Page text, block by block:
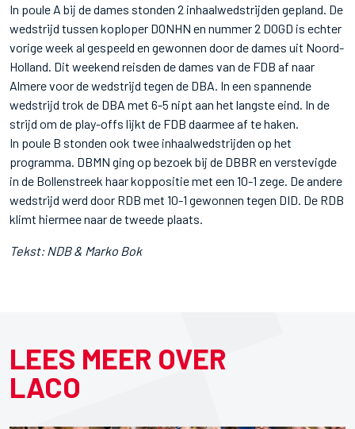
In poule A bij de dames stonden 2 inhaalwedstrijden gepland. De
wedstrijd tussen koploper DONHN en nummer 2 DOGD is echter
vorige week al gespeeld en gewonnen door de dames uit Noord-
Holland. Dit weekend reisden de dames van de FDB af naar
Almere voor de wedstrijd tegen de DBA. In een spannende
wedstrijd trok de DBA met 6-5 nipt aan het langste eind. In de
strijd om de play-offs lijkt de FDB daarmee af te haken.
In poule B stonden ook twee inhaalwedstrijden op het
programma. DBMN ging op bezoek bij de DBBR en verstevigde
in de Bollenstreek haar koppositie met een 10-1 zege. De andere
wedstrijd werd door RDB met 10-1 gewonnen tegen DID. De RDB
klimt hiermee naar de tweede plaats.
Tekst: NDB & Marko Bok
LEES MEER OVER
LACO